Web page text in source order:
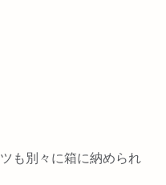
も別々に箱に納められ